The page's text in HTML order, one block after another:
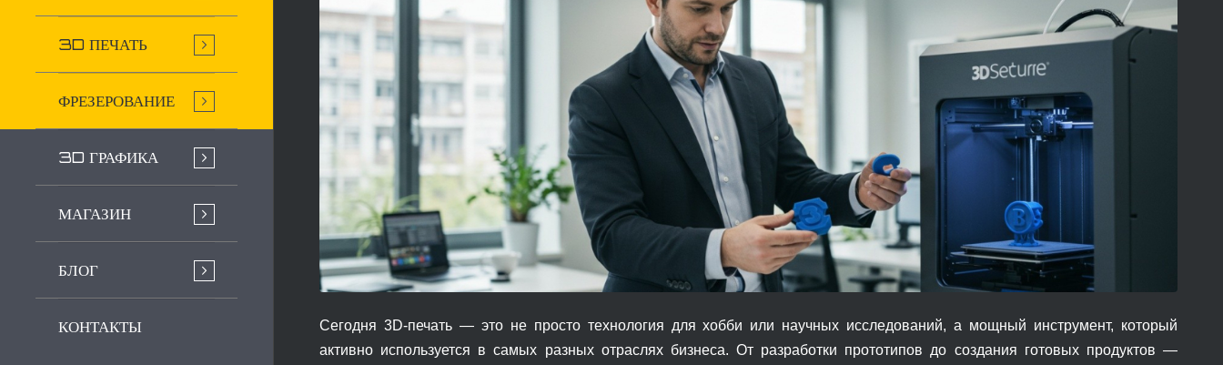
3D ПЕЧАТЬ
ФРЕЗЕРОВАНИЕ
3D ГРАФИКА
МАГАЗИН
БЛОГ
КОНТАКТЫ
Сегодня 3D-печать — это не просто технология для хобби или научных исследований, а мощный инструмент, который
активно используется в самых разных отраслях бизнеса. От разработки прототипов до создания готовых продуктов —